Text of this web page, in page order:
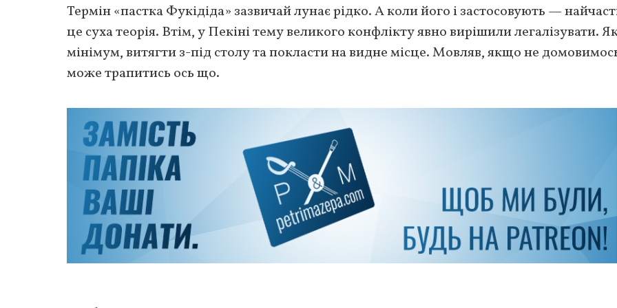
Термін «пастка Фукідіда» зазвичай лунає рідко. А коли його і застосовують —
це суха теорія. Втім, у Пекіні тему великого конфлікту явно вирішили легалізувати.
мінімум, витягти з-під столу та покласти на видне місце. Мовляв, якщо не
може трапитись ось що.